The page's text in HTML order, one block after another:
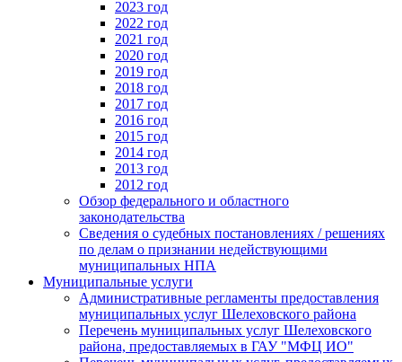
2023 год
2022 год
2021 год
2020 год
2019 год
2018 год
2017 год
2016 год
2015 год
2014 год
2013 год
2012 год
Обзор федерального и областного
законодательства
Сведения о судебных постановлениях / решениях
по делам о признании недействующими
муниципальных НПА
Муниципальные услуги
Административные регламенты предоставления
муниципальных услуг Шелеховского района
Перечень муниципальных услуг Шелеховского
района, предоставляемых в ГАУ "МФЦ ИО"